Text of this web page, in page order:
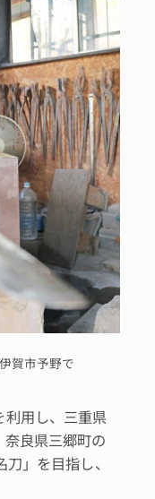
賀市予野で
用し、三重県
良県三郷町の
」を目指し、